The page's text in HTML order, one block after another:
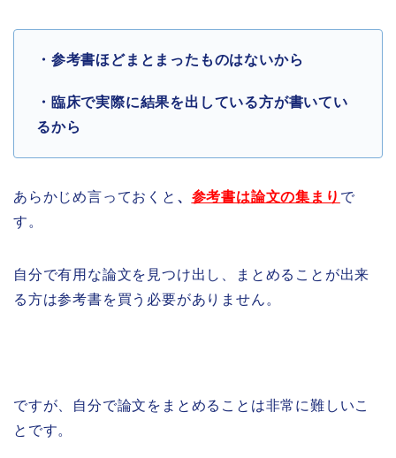
・参考書ほどまとまったものはないから
・臨床で実際に結果を出している方が書いてい
るから
あらかじめ言っておくと 、 参考書は論文の集まり で
す。
自分で有用な論文を見つけ出し、まとめることが出来
る方は参考書を買う必要がありません。
ですが、自分で論文をまとめることは非常に難しいこ
とです。